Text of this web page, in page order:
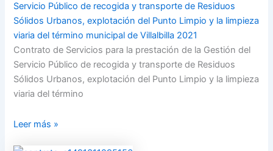
Servicio Público de recogida y transporte de Residuos
Sólidos Urbanos, explotación del Punto Limpio y la limpieza
viaria del término municipal de Villalbilla 2021
Contrato de Servicios para la prestación de la Gestión del
Servicio Público de recogida y transporte de Residuos
Sólidos Urbanos, explotación del Punto Limpio y la limpieza
viaria del término
Leer más »